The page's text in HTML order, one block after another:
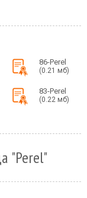
86-Perel
(0.21 мб)
83-Perel
(0.22 мб)
"Perel"